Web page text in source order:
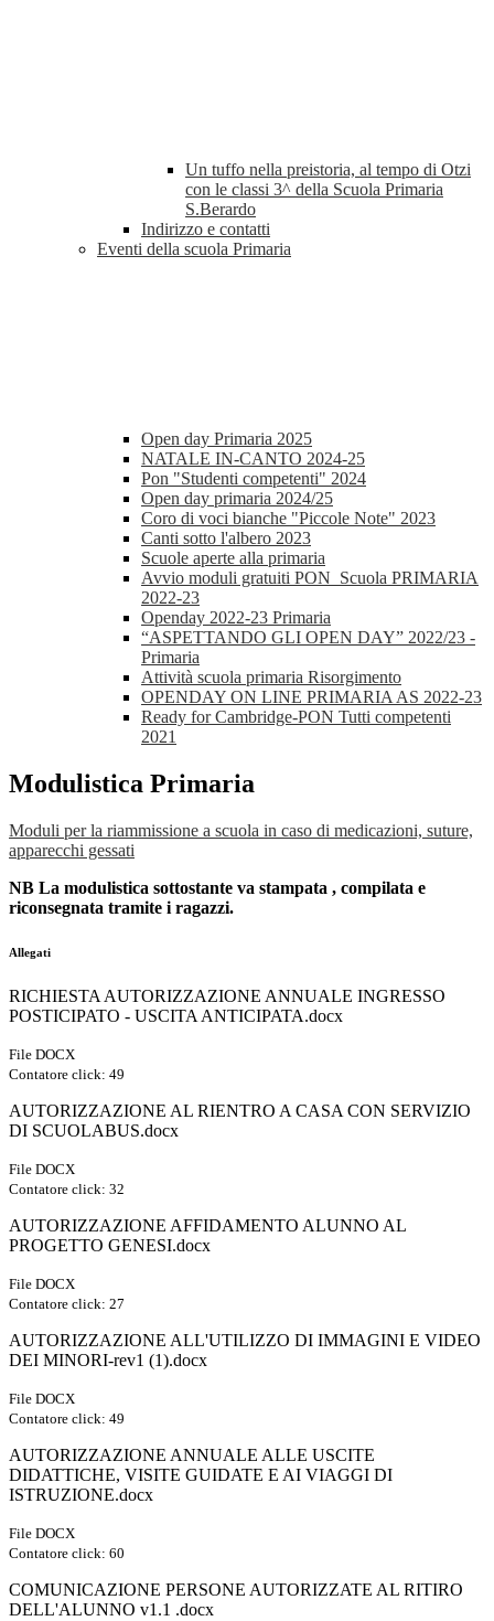
Un tuffo nella preistoria, al tempo di Otzi
con le classi 3^ della Scuola Primaria
S.Berardo
Indirizzo e contatti
Eventi della scuola Primaria
Open day Primaria 2025
NATALE IN-CANTO 2024-25
Pon "Studenti competenti" 2024
Open day primaria 2024/25
Coro di voci bianche "Piccole Note" 2023
Canti sotto l'albero 2023
Scuole aperte alla primaria
Avvio moduli gratuiti PON_Scuola PRIMARIA
2022-23
Openday 2022-23 Primaria
“ASPETTANDO GLI OPEN DAY” 2022/23 -
Primaria
Attività scuola primaria Risorgimento
OPENDAY ON LINE PRIMARIA AS 2022-23
Ready for Cambridge-PON Tutti competenti
2021
Modulistica Primaria
Moduli per la riammissione a scuola in caso di medicazioni, suture,
apparecchi gessati
NB La modulistica sottostante va stampata , compilata e
riconsegnata tramite i ragazzi.
Allegati
RICHIESTA AUTORIZZAZIONE ANNUALE INGRESSO
POSTICIPATO - USCITA ANTICIPATA.docx
File DOCX
Contatore click: 49
AUTORIZZAZIONE AL RIENTRO A CASA CON SERVIZIO
DI SCUOLABUS.docx
File DOCX
Contatore click: 32
AUTORIZZAZIONE AFFIDAMENTO ALUNNO AL
PROGETTO GENESI.docx
File DOCX
Contatore click: 27
AUTORIZZAZIONE ALL'UTILIZZO DI IMMAGINI E VIDEO
DEI MINORI-rev1 (1).docx
File DOCX
Contatore click: 49
AUTORIZZAZIONE ANNUALE ALLE USCITE
DIDATTICHE, VISITE GUIDATE E AI VIAGGI DI
ISTRUZIONE.docx
File DOCX
Contatore click: 60
COMUNICAZIONE PERSONE AUTORIZZATE AL RITIRO
DELL'ALUNNO v1.1 .docx